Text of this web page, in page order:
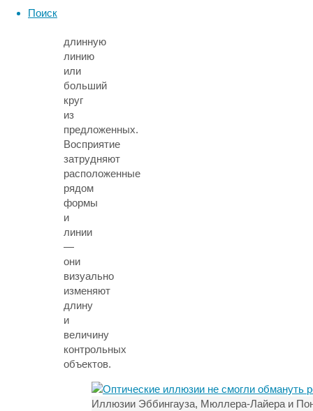
Поиск
длинную
линию
или
больший
круг
из
предложенных.
Восприятие
затрудняют
расположенные
рядом
формы
и
линии
—
они
визуально
изменяют
длину
и
величину
контрольных
объектов.
Иллюзии Эббингауза, Мюллера-Лайера и